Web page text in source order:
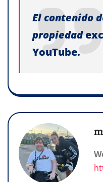
El contenido
propiedad
YouTube.